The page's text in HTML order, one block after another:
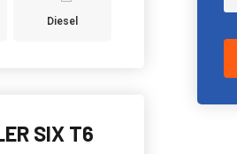
Diesel
SIX T6